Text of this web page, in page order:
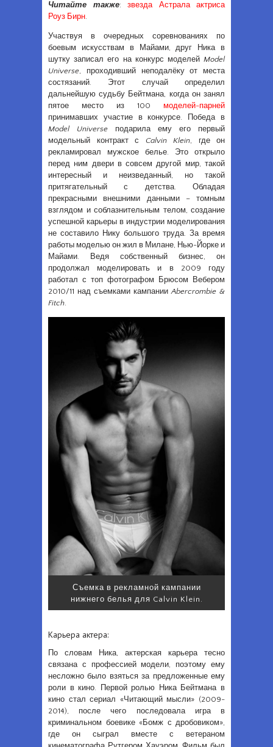
Читайте также: звезда Астрала актриса
Роуз Бирн.
Участвуя в очередных соревнованиях по
боевым искусствам в Майами, друг Ника в
шутку записал его на конкурс моделей Model
Universe, проходивший неподалёку от места
состязаний. Этот случай определил
дальнейшую судьбу Бейтмана, когда он занял
пятое место из 100 моделей-парней
принимавших участие в конкурсе. Победа в
Model Universe подарила ему его первый
модельный контракт с Calvin Klein, где он
рекламировал мужское белье. Это открыло
перед ним двери в совсем другой мир, такой
интересный и неизведанный, но такой
притягательный с детства. Обладая
прекрасными внешними данными – томным
взглядом и соблазнительным телом, создание
успешной карьеры в индустрии моделирования
не составило Нику большого труда. За время
работы моделью он жил в Милане, Нью-Йорке и
Майами. Ведя собственный бизнес, он
продолжал моделировать и в 2009 году
работал с топ фотографом Брюсом Вебером
2010/11 над съемками кампанииAbercrombie &
Fitch.
Съемка в рекламной кампании
нижнего белья для Calvin Klein.
Карьера актера:
По словам Ника, актерская карьера тесно
связана с профессией модели, поэтому ему
несложно было взяться за предложенные ему
роли в кино. Первой ролью Ника Бейтмана в
кино стал сериал «Читающий мысли» (2009-
2014), после чего последовала игра в
криминальном боевике «Бомж с дробовиком»,
где он сыграл вместе с ветераном